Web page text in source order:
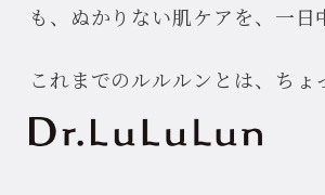
も、 ぬかりない肌ケアを、一日
これまでのルルルンとは、ちょ